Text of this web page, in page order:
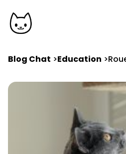
Blog Chat Education